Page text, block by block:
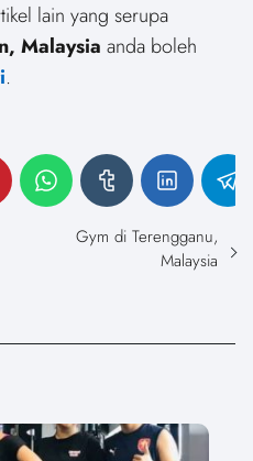
lain yang serupa
Malaysia anda boleh
.
Gym di Terengganu,
Malaysia